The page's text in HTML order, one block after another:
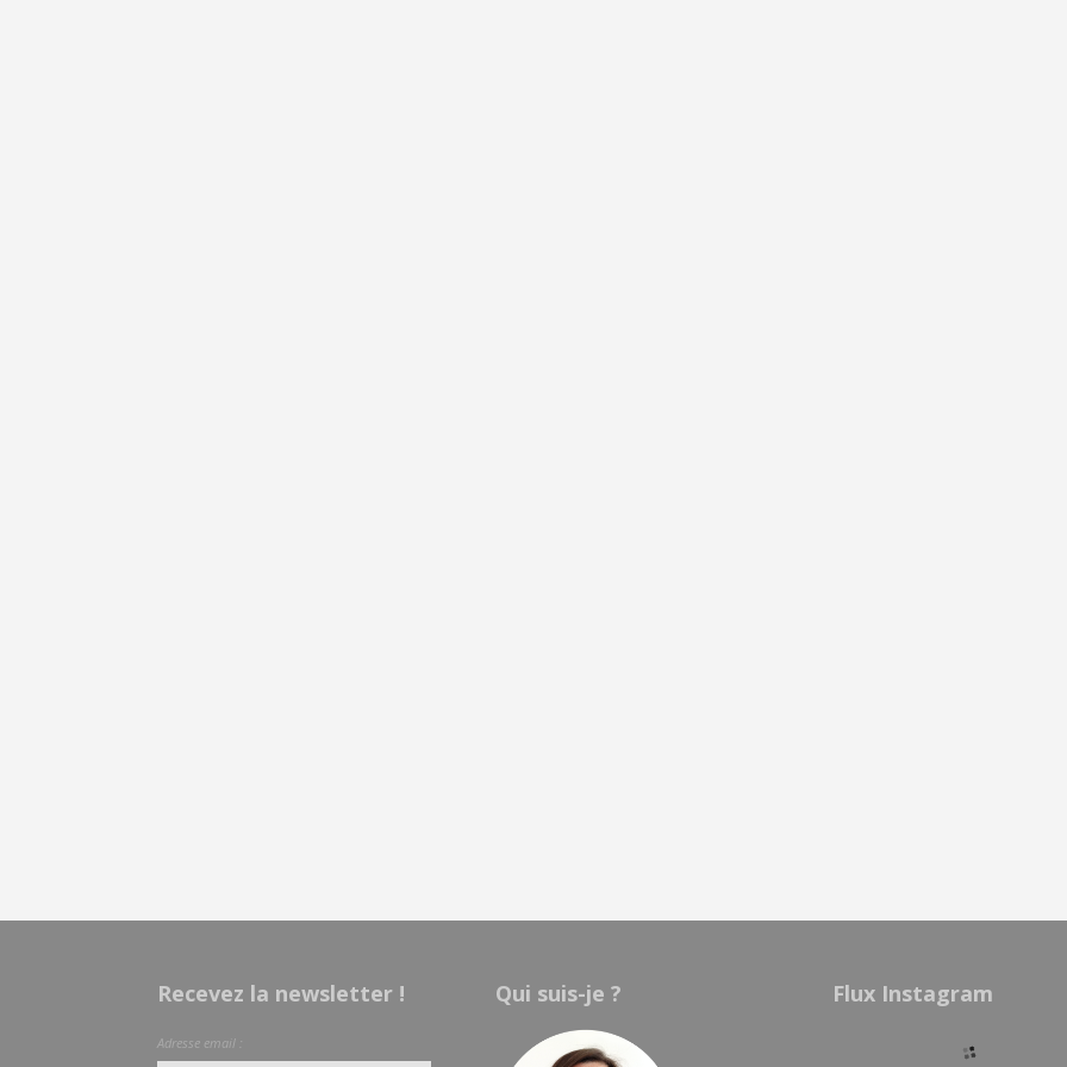
Recevez la newsletter !
Adresse email :
Qui suis-je ? Flux Instagram